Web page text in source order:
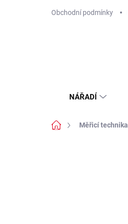
Obchodní podmínky
NÁŘADÍ
Domů Měřicí technika